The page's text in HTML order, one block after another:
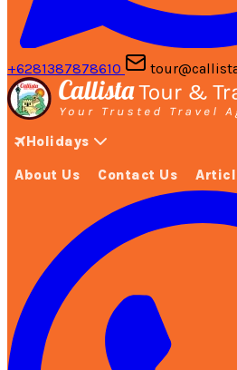
+6281387878610
Holidays
About Us Contact Us